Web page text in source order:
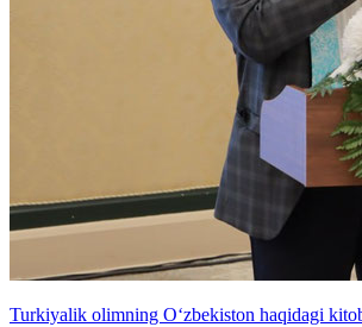
Turkiyalik olimning O‘zbekiston haqidagi